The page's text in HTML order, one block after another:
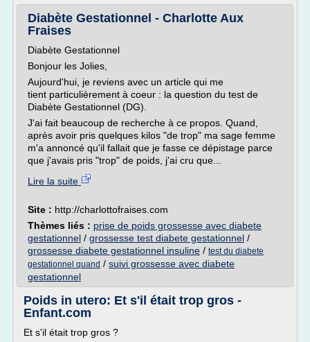
Diabète Gestationnel - Charlotte Aux
Fraises
Diabète Gestationnel
Bonjour les Jolies,
Aujourd'hui, je reviens avec un article qui me
tient particulièrement à coeur : la question du test de
Diabète Gestationnel (DG).
J'ai fait beaucoup de recherche à ce propos. Quand,
après avoir pris quelques kilos "de trop" ma sage femme
m'a annoncé qu'il fallait que je fasse ce dépistage parce
que j'avais pris "trop" de poids, j'ai cru que...
Lire la suite
Site : http://charlottofraises.com
Thèmes liés : prise de poids grossesse avec diabete
gestationnel / grossesse test diabete gestationnel /
grossesse diabete gestationnel insuline / test du diabete
gestationnel quand / suivi grossesse avec diabete
gestationnel
Poids in utero: Et s'il était trop gros -
Enfant.com
Et s'il était trop gros ?